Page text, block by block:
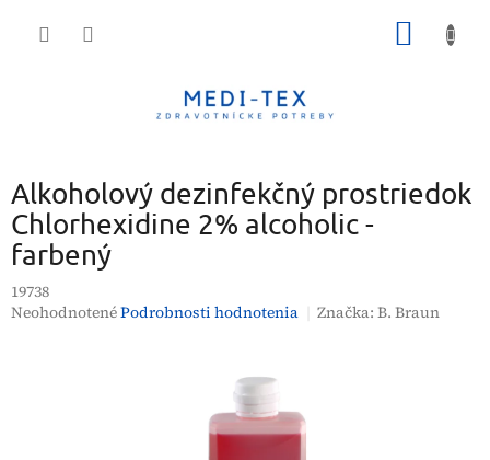
Alkoholový dezinfekčný prostriedok
Chlorhexidine 2% alcoholic -
farbený
19738
Priemerné
NeohodnotenéPodrobnosti hodnotenia Značka:B. Braun